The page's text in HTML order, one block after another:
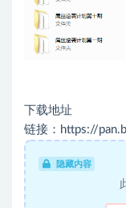
下载地址
链接：https://
隐藏内容